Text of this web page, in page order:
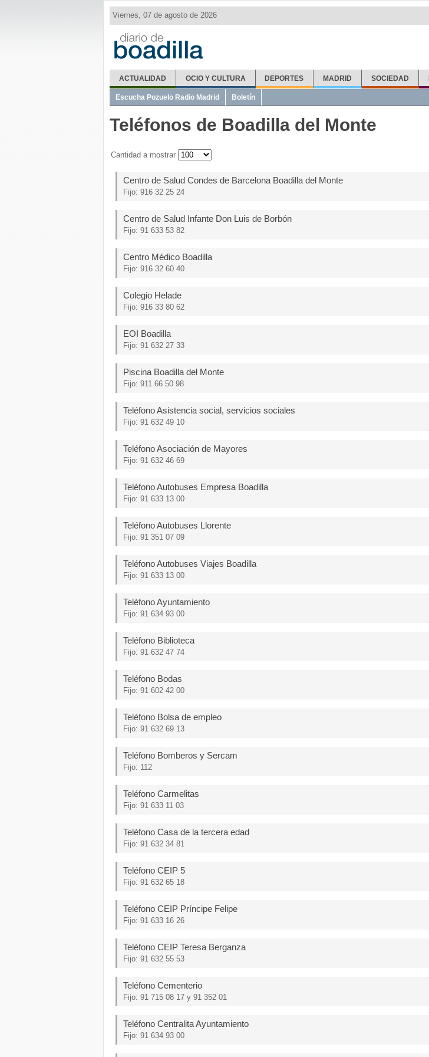
Viernes, 07 de agosto de 2026
ACTUALIDAD OCIO Y CULTURA DEPORTES MADRID SOCIEDAD
El Tiempo Metro Ligero Misas Teléfonos
Escucha Pozuelo Radio Madrid Boletín
Teléfonos de Boadilla del Monte
Cantidad a mostrar
Centro de Salud Condes de Barcelona Boadilla del Monte
Fijo: 916 32 25 24
Centro de Salud Infante Don Luis de Borbón
Fijo: 91 633 53 82
Centro Médico Boadilla
Fijo: 916 32 60 40
Colegio Helade
Fijo: 916 33 80 62
EOI Boadilla
Fijo: 91 632 27 33
Piscina Boadilla del Monte
Fijo: 911 66 50 98
Teléfono Asistencia social, servicios sociales
Fijo: 91 632 49 10
Teléfono Asociación de Mayores
Fijo: 91 632 46 69
Teléfono Autobuses Empresa Boadilla
Fijo: 91 633 13 00
Teléfono Autobuses Llorente
Fijo: 91 351 07 09
Teléfono Autobuses Viajes Boadilla
Fijo: 91 633 13 00
Teléfono Ayuntamiento
Fijo: 91 634 93 00
Teléfono Biblioteca
Fijo: 91 632 47 74
Teléfono Bodas
Fijo: 91 602 42 00
Teléfono Bolsa de empleo
Fijo: 91 632 69 13
Teléfono Bomberos y Sercam
Fijo: 112
Teléfono Carmelitas
Fijo: 91 633 11 03
Teléfono Casa de la tercera edad
Fijo: 91 632 34 81
Teléfono CEIP 5
Fijo: 91 632 65 18
Teléfono CEIP Príncipe Felipe
Fijo: 91 633 16 26
Teléfono CEIP Teresa Berganza
Fijo: 91 632 55 53
Teléfono Cementerio
Fijo: 91 715 08 17 y 91 352 01
Teléfono Centralita Ayuntamiento
Fijo: 91 634 93 00